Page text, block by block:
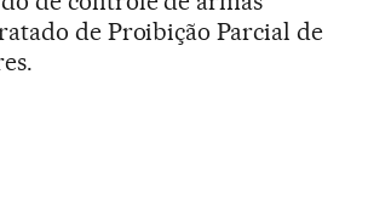
de Proibição Parcial de